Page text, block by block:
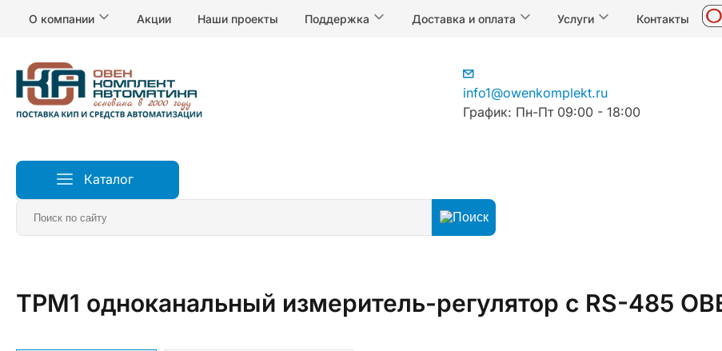
О компании Акции Наши проекты Поддержка Доставка и оплата Услуги Контакты
info1@owenkomplekt.ru
График: Пн-Пт 09:00 - 18:00
Каталог
Главная Измерители и регуляторы температуры Регуляторы температуры
ТРМ1 одноканальный измеритель-регулятор с RS-485